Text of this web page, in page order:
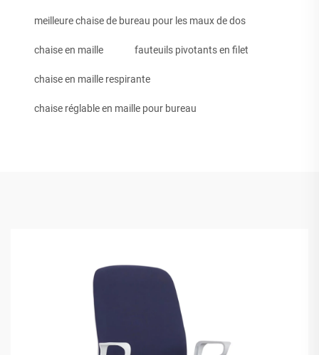
meilleure chaise de bureau pour les maux de dos
chaise en maille fauteuils pivotants en filet
chaise en maille respirante
chaise réglable en maille pour bureau